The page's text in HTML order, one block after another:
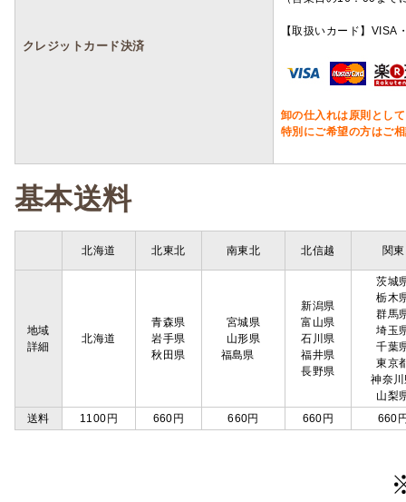
クレジットカード決済
【取扱いカード】
卸の仕入れは原則とし
特別にご希望の方はご
基本送料
北海道 北東北 南東北 北信越 関東
地域
詳細
北海道
青森県
岩手県
秋田県
宮城県
山形県
福島県
新潟県
富山県
石川県
福井県
長野県
茨城
栃木
群馬
埼玉
千葉
東京
神奈
山梨
送料
1100円 660円 660円 660円 660